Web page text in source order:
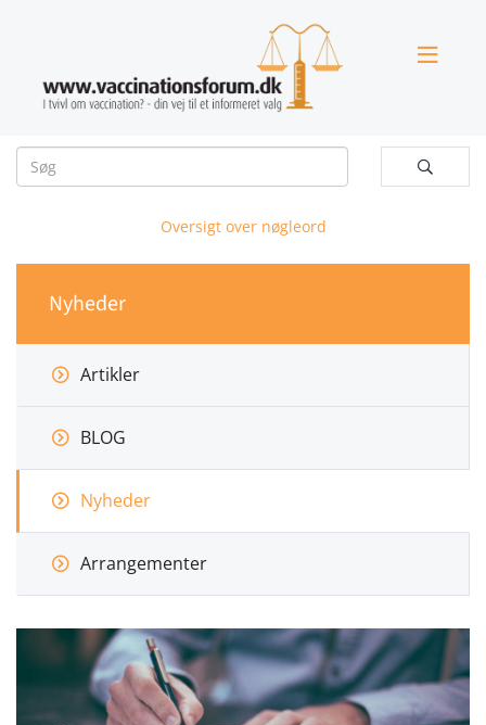


Oversigt over nøgleord
Nyheder
Artikler
BLOG
Nyheder
Arrangementer